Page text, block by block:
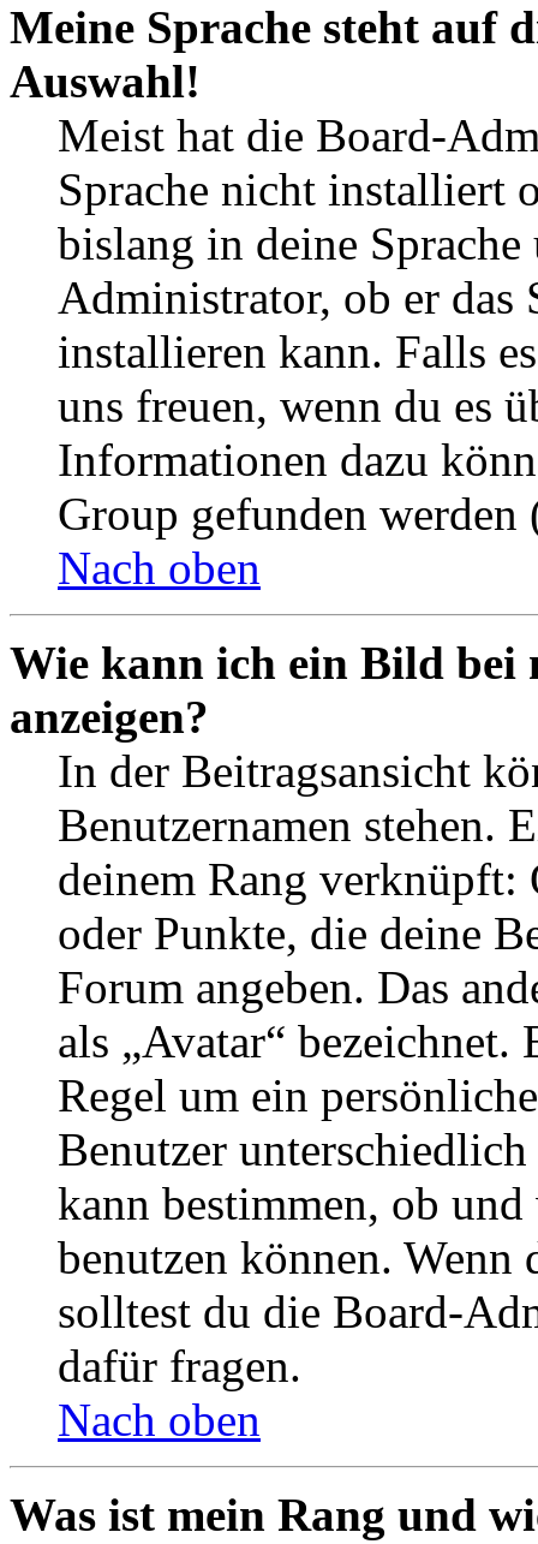
Meine Sprache steht auf
Auswahl!
Meist hat die Board-
Sprache nicht installiert
bislang in deine
Administrator, ob er das
installieren kann. Falls
uns freuen, wenn du es
Informationen dazu
Group gefunden
Nach oben
Wie kann ich ein Bild bei
anzeigen?
In der Beitragsansicht
Benutzernamen stehen.
deinem Rang verknüpft:
oder Punkte, die deine
Forum angeben. Das
als „Avatar“
Regel um ein
Benutzer
kann bestimmen, ob
benutzen können. Wenn
solltest du die Board-
dafür fragen.
Nach oben
Was ist mein Rang und